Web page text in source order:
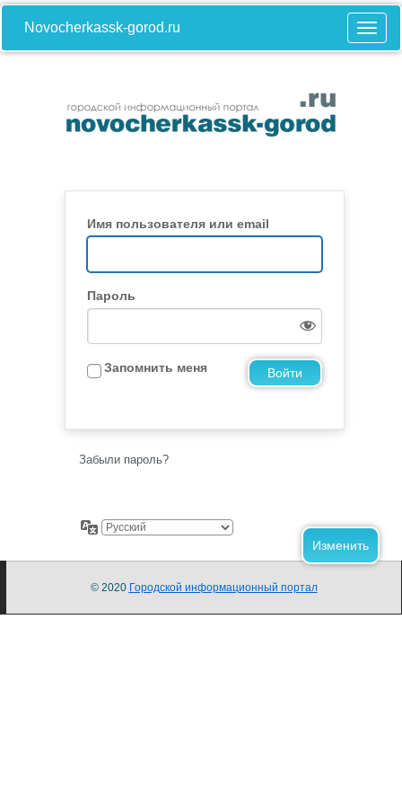
Novocherkassk-gorod.ru
Имя пользователя или email
Пароль
Запомнить меня
Забыли пароль?
© 2020 Городской информационный портал